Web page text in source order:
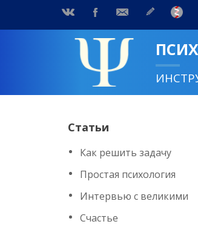
Статьи
Как решить задачу
Простая психология
Интервью с великими
Счастье